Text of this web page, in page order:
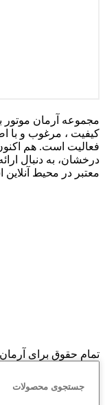
کيفيت ، مرغوب و با
فعاليت است. هم
درخشان، به دنبال
معتبر در محيط
تمام حقوق برای